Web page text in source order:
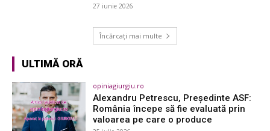
27 iunie 2026
Încărcați mai multe
ULTIMĂ ORĂ
opiniagiurgiu.ro
Alexandru Petrescu, Președinte ASF:
România începe să fie evaluată prin
valoarea pe care o produce